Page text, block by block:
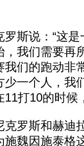
斯说：“这是
，我们需要再
们的跑动非
一个人，我
打10的时候
罗斯和赫迪
施魏因施泰格